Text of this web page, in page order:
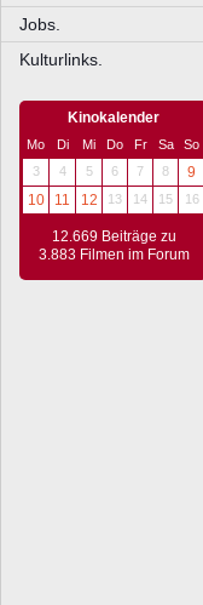
Jobs.
Kulturlinks.
Kinokalender
Mo Di Mi Do Fr Sa
So
3
4 5 6 7 8
9
10
11 12 13 14 15 16
12.669 Beiträge zu
3.883 Filmen im Forum